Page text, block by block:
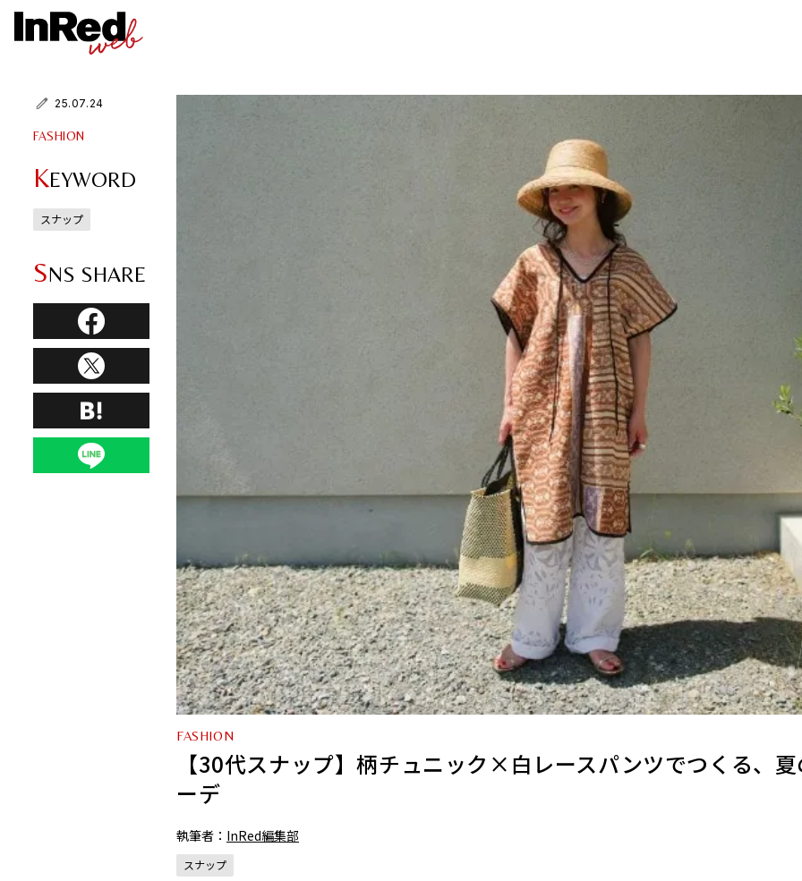
FASHION
【30代スナップ】柄チュニック×白レースパンツでつくる、夏
ーデ
執筆者： InRed編集部
スナップ
25.07.24
FASHION
KEYWORD
スナップ
SNS SHARE